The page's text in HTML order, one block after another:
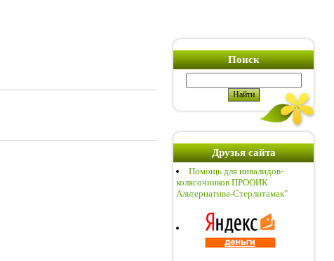
Поиск
Друзья сайта
Помощь для инвалидов-
колясочников ПРООИК
Альтернатива-Стерлитамак"